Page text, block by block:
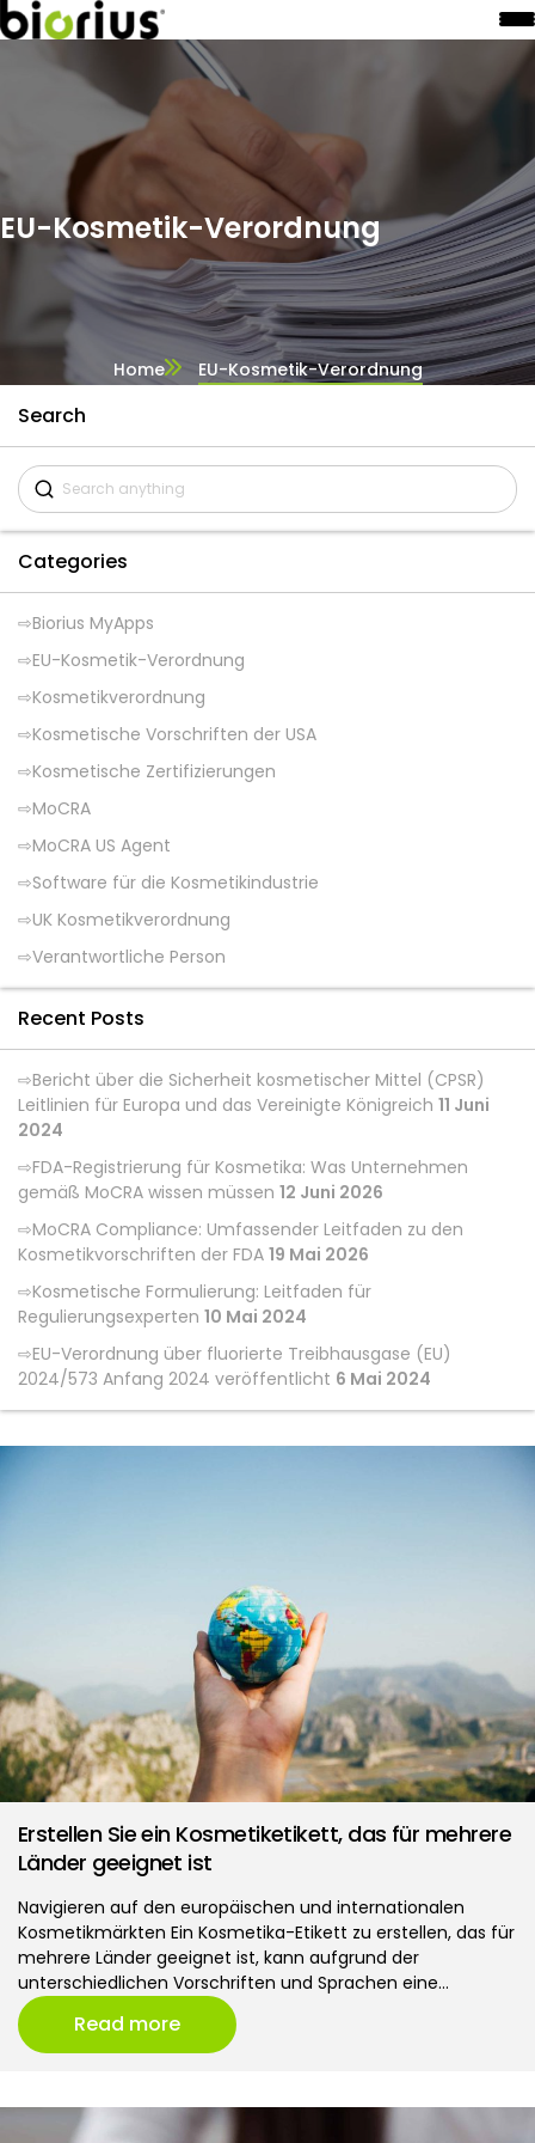
EU-Kosmetik-Verordnung
Home EU-Kosmetik-Verordnung
Erstellen Sie ein Kosmetiketikett, das für mehrere
Länder geeignet ist
Navigieren auf den europäischen und internationalen
Kosmetikmärkten Ein Kosmetika-Etikett zu erstellen, das für
mehrere Länder geeignet ist, kann aufgrund der
unterschiedlichen Vorschriften und Sprachen eine…
Read more
Search
Categories
Biorius MyApps
EU-Kosmetik-Verordnung
Kosmetikverordnung
Kosmetische Vorschriften der USA
Kosmetische Zertifizierungen
MoCRA
MoCRA US Agent
Software für die Kosmetikindustrie
UK Kosmetikverordnung
Verantwortliche Person
Recent Posts
Bericht über die Sicherheit kosmetischer Mittel (CPSR)
Leitlinien für Europa und das Vereinigte Königreich 11 Juni
2024
FDA-Registrierung für Kosmetika: Was Unternehmen
gemäß MoCRA wissen müssen 12 Juni 2026
MoCRA Compliance: Umfassender Leitfaden zu den
Kosmetikvorschriften der FDA 19 Mai 2026
Kosmetische Formulierung: Leitfaden für
Regulierungsexperten 10 Mai 2024
EU-Verordnung über fluorierte Treibhausgase (EU)
2024/573 Anfang 2024 veröffentlicht 6 Mai 2024